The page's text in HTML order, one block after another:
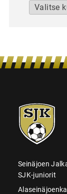
Arkistot
SJK-
juniorit
Seinäjoen
SJK-juniorit